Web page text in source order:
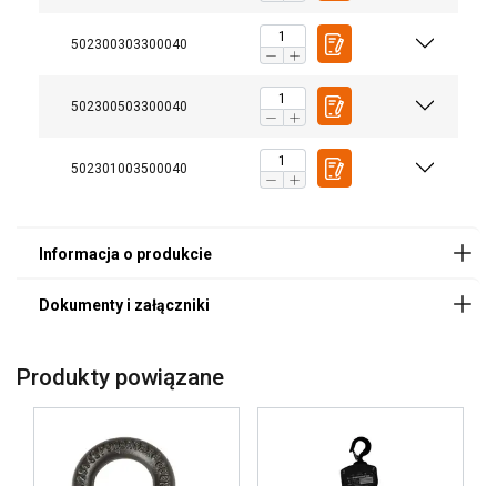
502300303300040
502300503300040
502301003500040
Powertex-PBC-S1-User-Manual-ML-20251210.pdf
Legal Documents
Powertex-Beam-clamp-PBC-S1-DoC-ML-
Produkty powiązane